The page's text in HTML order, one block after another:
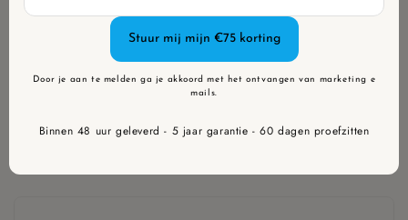
Door je aan te melden ga je akkoord met het ontvangen van marketing e
mails.
Binnen 48 uur geleverd - 5 jaar garantie -60 dagen proefzitten
door lang zitten en verbetert je flexibiliteit. Je
lichaam wordt volledig gestrekt en actief
gemasseerd.